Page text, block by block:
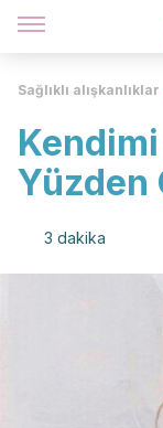
Sağlıklı alışkanlıklar
Yüzden
3 dakika